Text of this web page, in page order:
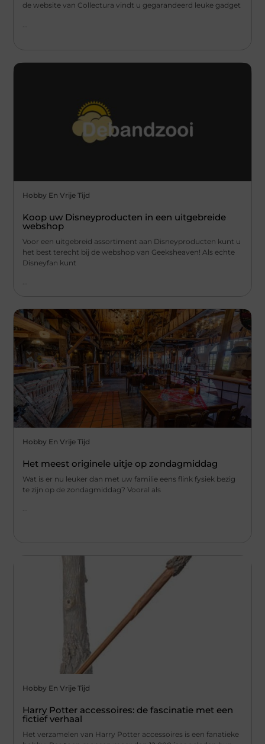
de website van Collectura vindt u gegarandeerd leuke gadget
Hobby En Vrije Tijd
Koop uw Disneyproducten in een uitgebreide
webshop
Voor een uitgebreid assortiment aan Disneyproducten kunt u
het best terecht bij de webshop van Geeksheaven! Als echte
Disneyfan kunt
...
Hobby En Vrije Tijd
Het meest originele uitje op zondagmiddag
Wat is er nu leuker dan met uw familie eens flink fysiek bezig
te zijn op de zondagmiddag? Vooral als
...
Hobby En Vrije Tijd
Harry Potter accessoires: de fascinatie met een
fictief verhaal
Het verzamelen van Harry Potter accessoires is een fanatieke